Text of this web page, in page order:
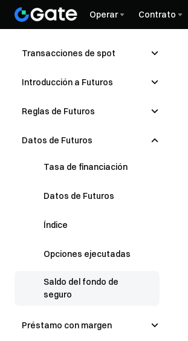
Operar Contrato
Transacciones de spot
Introducción a Futuros
Reglas de Futuros
Datos de Futuros
Tasa de financiación
Datos de Futuros
Índice
Opciones ejecutadas
Saldo del fondo de
seguro
Préstamo con margen